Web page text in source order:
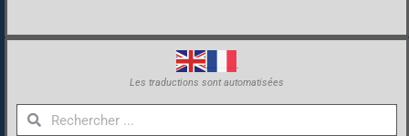
Les traductions sont automatisées